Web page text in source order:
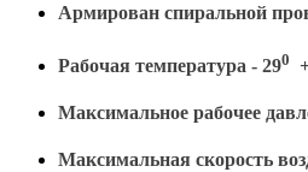
Армирован спиральной
Рабочая температура - 290
Максимальное рабочее
Максимальная скорость